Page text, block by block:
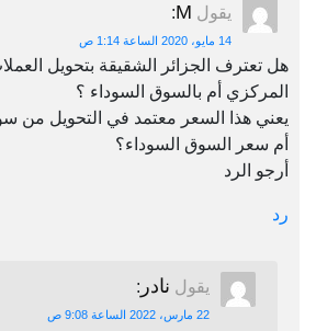
يقول M
:
14 مايو، 2020 الساعة 1:14 ص
هل تعترف الجزائر الشقيقة بتحويل
المركزي أم بالسوق السوداء ؟
يعني هذا السعر معتمد في التحويل من
أم سعر السوق السوداء؟
أرجو الرد
رد
يقول نادر :
22 مارس، 2022 الساعة 9:08 ص